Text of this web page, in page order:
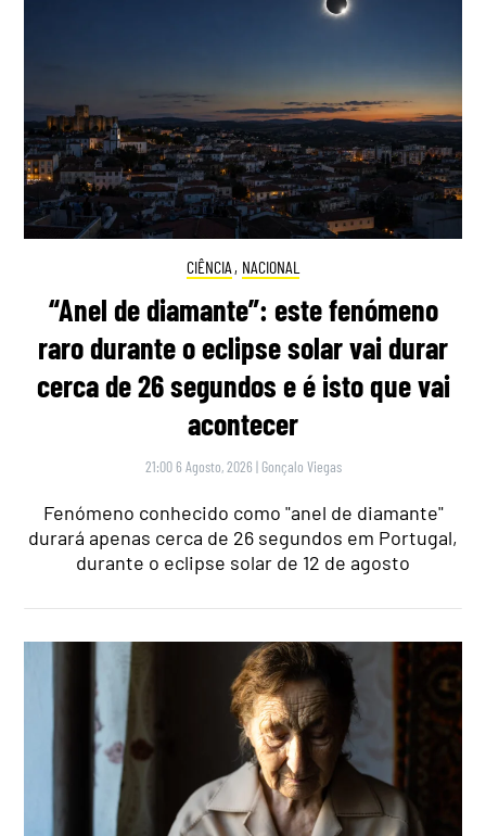
CIÊNCIA , NACIONAL
“Anel de diamante”: este fenómeno
raro durante o eclipse solar vai durar
cerca de 26 segundos e é isto que vai
acontecer
21:00 6 Agosto, 2026 | Gonçalo Viegas
Fenómeno conhecido como "anel de diamante"
durará apenas cerca de 26 segundos em Portugal,
durante o eclipse solar de 12 de agosto